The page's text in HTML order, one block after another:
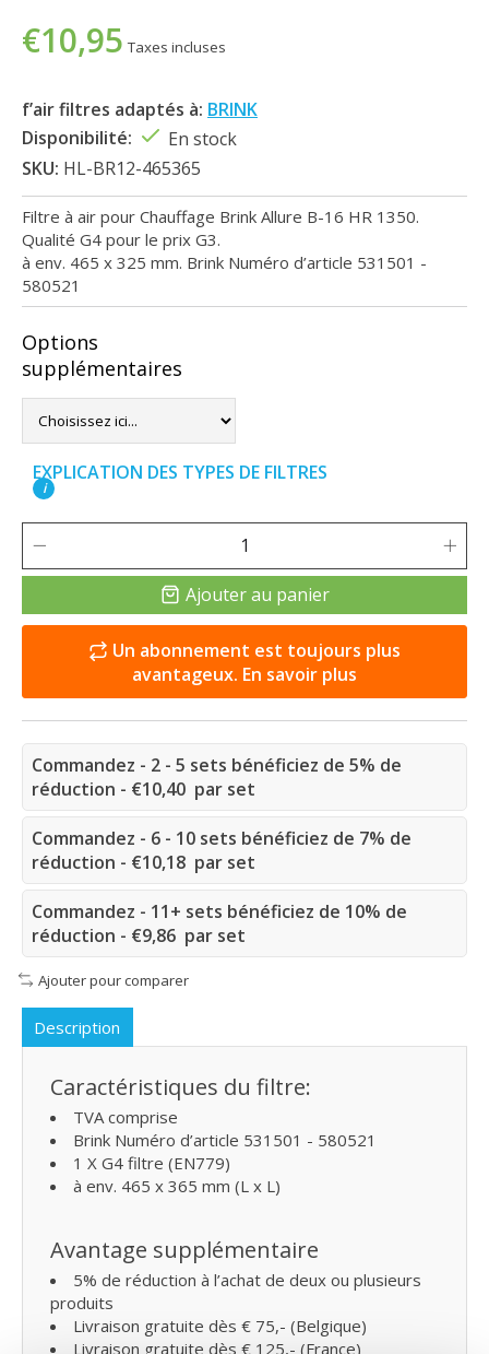
€10,95 Taxes incluses
f’air filtres adaptés à: BRINK
Disponibilité:
En stock
SKU: HL-BR12-465365
Filtre à air pour Chauffage Brink Allure B-16 HR 1350.
Qualité G4 pour le prix G3.
à env. 465 x 325 mm. Brink Numéro d’article 531501 -
580521
Options
supplémentaires
EXPLICATION DES TYPES DE FILTRES
i
Ajouter au panier
Un abonnement est toujours plus
avantageux. En savoir plus
Commandez - 2 - 5 sets bénéficiez de 5% de
réduction - €10,40 par set
Commandez - 6 - 10 sets bénéficiez de 7% de
réduction - €10,18 par set
Commandez - 11+ sets bénéficiez de 10% de
réduction - €9,86 par set
Ajouter pour comparer
Description
Caractéristiques du filtre:
TVA comprise
Brink Numéro d’article 531501 - 580521
1 X G4 filtre (EN779)
à env. 465 x 365 mm (L x L)
Avantage supplémentaire
5% de réduction à l’achat de deux ou plusieurs
produits
Livraison gratuite dès € 75,- (Belgique)
Livraison gratuite dès € 125,- (France)